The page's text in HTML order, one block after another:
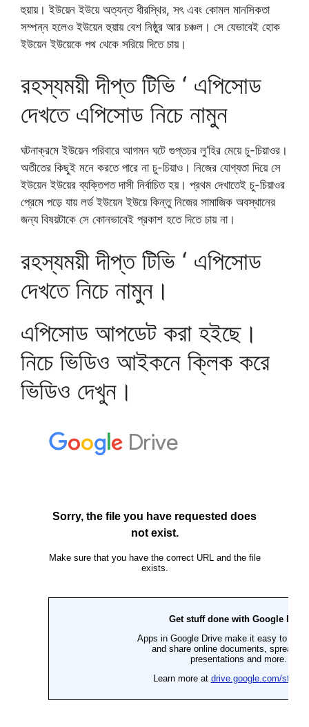
হুয়ায়। ইউয়েন ইউয়ে অত্যন্ত ধীরস্থির, সৎ এবং কোমল মানসিকতা
সম্পন্ন হলেও ইউয়েন হুয়ায় বেশ নিষ্ঠুর আর চঞ্চল। সে যেভাবেই হোক
ইউয়েন ইউয়েকে পথ থেকে সরিয়ে দিতে চায়।
রহস্যময়ী দীপ্ত টিভি ‘ এপিসোড
দেখতে এপিসোড নিচে নামুন
ঘটনাক্রমে ইউয়েন পরিবারে আগমন ঘটে গুপ্তচর লু’হির মেয়ে চু-চিয়াওর।
অতীতের কিছুই মনে করতে পারে না চু-চিয়াও। নিজের যোগ্যতা দিয়ে সে
ইউয়েন ইউয়ের ব্যক্তিগত দাসী নির্বাচিত হয়। প্রথম দেখাতেই চু-চিয়াওর
প্রেমে পড়ে যায় লর্ড ইউয়েন ইউয়ে কিন্তু নিজের সামাজিক অবস্থানের
জন্য বিষয়টাকে সে কোনভাবেই প্রকাশ হতে দিতে চায় না।
রহস্যময়ী দীপ্ত টিভি ‘ এপিসোড
দেখতে নিচে নামুন।
এপিসোড আপডেট করা হইছে।
নিচে ভিডিও আইকনে ক্লিক করে
ভিডিও দেখুন।